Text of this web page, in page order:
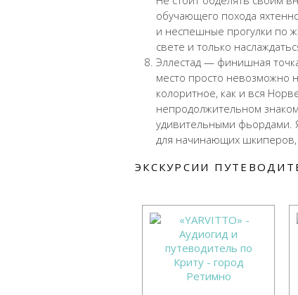
обучающего похода
и неспешные прогулки по
свете и только
Эллестад — финишная
место просто невозможно
колоритное, как и вся
непродолжительном
удивительными фьордами.
для начинающих шкиперов,
ЭКСКУРСИИ